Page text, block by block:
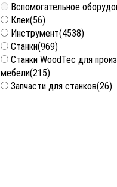
Вспомогательное
Клеи(56)
Инструмент(4538)
Станки(969)
Станки WoodTec для
мебели(215)
Запчасти для станков(26)